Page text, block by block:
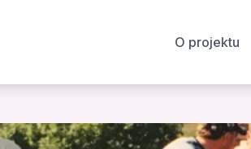
O projektu